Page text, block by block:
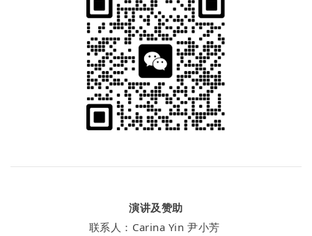
演讲及赞助
联系人：Carina Yin 尹小芳